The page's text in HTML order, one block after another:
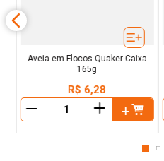
Aveia em Flocos Quaker Caixa
165g
R$ 6,28
＋